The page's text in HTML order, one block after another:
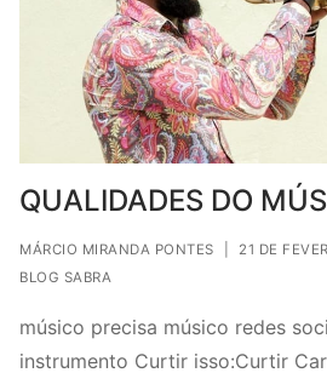
QUALIDADES DO
MÁRCIO MIRANDA PONTES 21 DE
BLOG SABRA
músico precisa músico redes
instrumento Curtir isso:Curtir